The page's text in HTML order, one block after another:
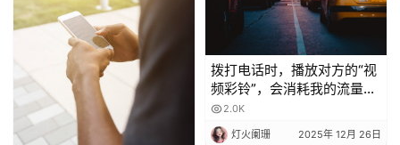
拨打电话时，播放对方的“视
频彩铃”，会消耗我的流量
吗？
2.0K
灯火阑珊 2025年 12月 26日